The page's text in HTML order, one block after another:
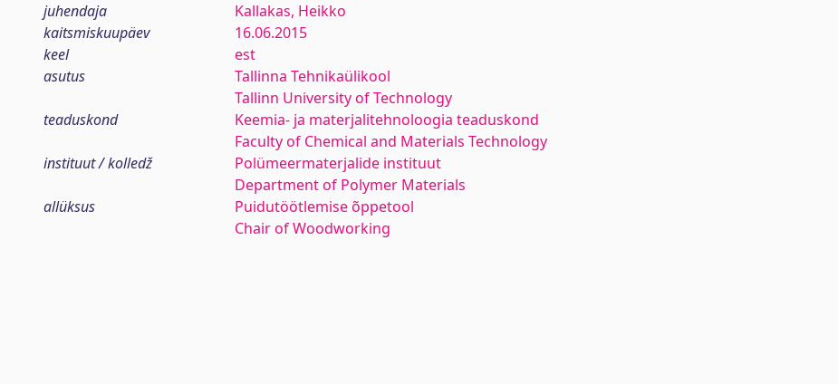
juhendaja
Kallakas, Heikko
kaitsmiskuupäev
16.06.2015
keel
est
asutus
Tallinna Tehnikaülikool
Tallinn University of Technology
teaduskond
Keemia- ja materjalitehnoloogia teaduskond
Faculty of Chemical and Materials Technology
instituut / kolledž
Polümeermaterjalide instituut
Department of Polymer Materials
allüksus
Puidutöötlemise õppetool
Chair of Woodworking